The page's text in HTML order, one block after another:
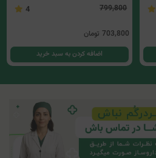
799,800
4
703,800 تومان
اضافه کردن به سبد خرید